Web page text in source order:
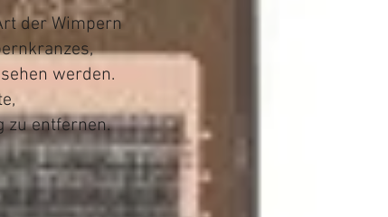
der Wimpern
werden.
zu entfernen.